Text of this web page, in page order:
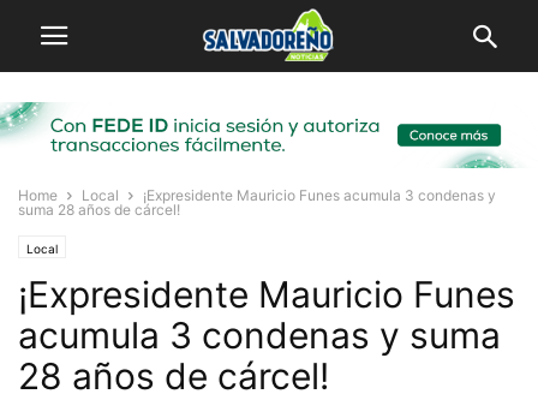
Home Local
¡Expresidente Mauricio Funes acumula 3 condenas y
suma 28 años de cárcel!
Local
¡Expresidente Mauricio Funes
acumula 3 condenas y suma
28 años de cárcel!